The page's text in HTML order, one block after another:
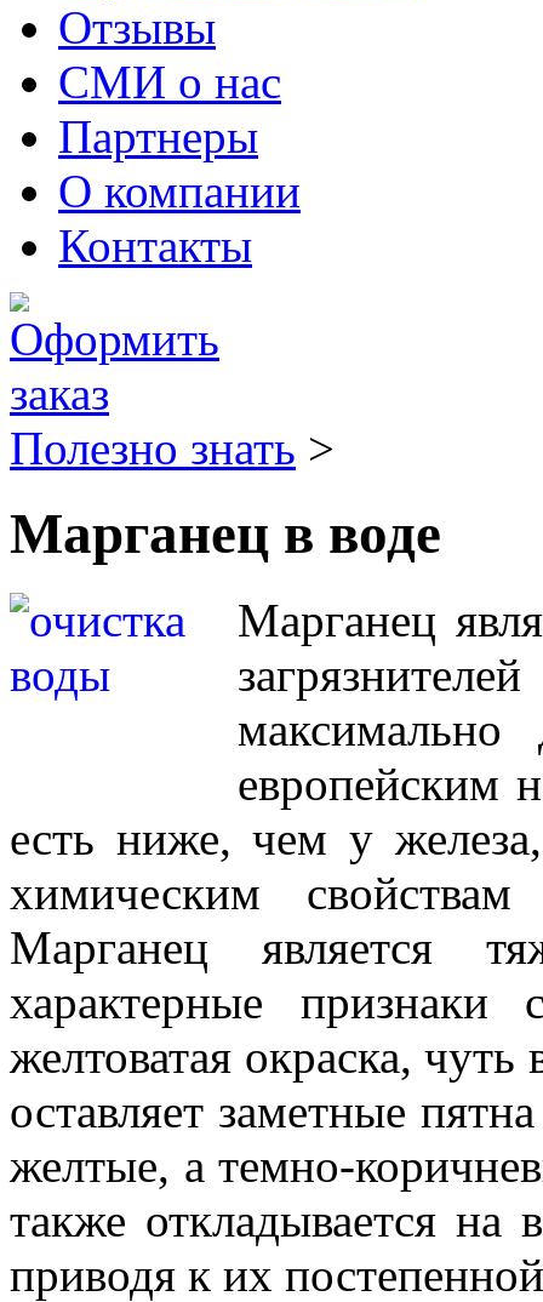
Отзывы
СМИ о нас
Партнеры
О компании
Контакты
Полезно знать >
Марганец в воде
Марганец
максимально
европейским
есть ниже, чем у
химическим
Марганец является
характерные
желтоватая окраска,
оставляет заметные
желтые, а темно-
также откладывается на
приводя к их